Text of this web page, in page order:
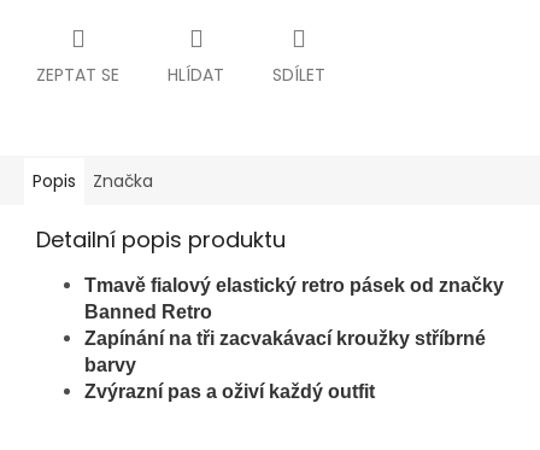
ZEPTAT SE HLÍDAT SDÍLET
Popis Značka
Detailní popis produktu
Tmavě fialový elastický retro pásek od značky
Banned Retro
Zapínání na tři zacvakávací kroužky stříbrné
barvy
Zvýrazní pas a oživí každý outfit